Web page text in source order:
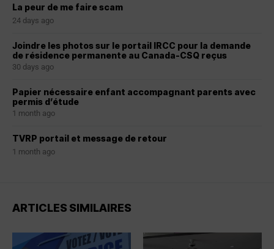
La peur de me faire scam
24 days ago
Joindre les photos sur le portail IRCC pour la demande
de résidence permanente au Canada-CSQ reçus
30 days ago
Papier nécessaire enfant accompagnant parents avec
permis d’étude
1 month ago
TVRP portail et message de retour
1 month ago
ARTICLES SIMILAIRES